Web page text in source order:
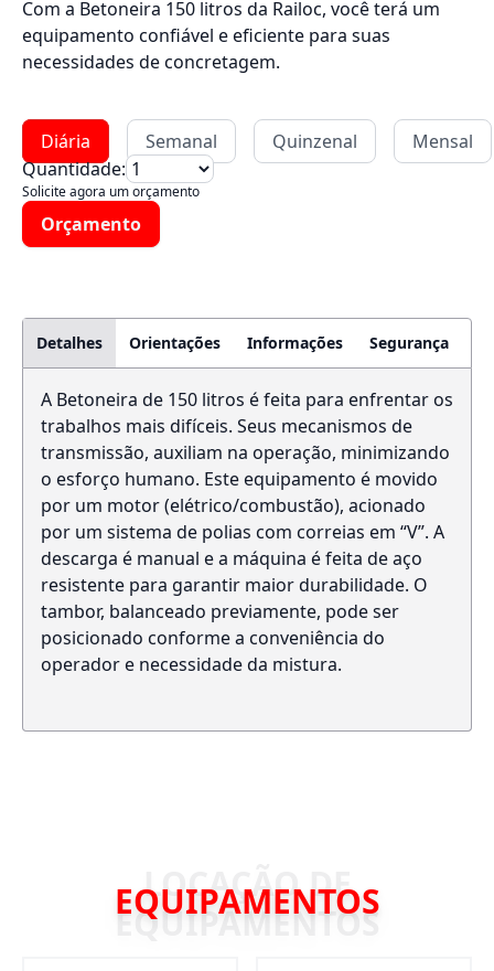
Com a Betoneira 150 litros da Railoc, você terá um
equipamento confiável e eficiente para suas
necessidades de concretagem.
Diária Semanal Quinzenal
Mensal
Quantidade:
Solicite agora um orçamento
Orçamento
Detalhes Orientações Informações Segurança
A Betoneira de 150 litros é feita para enfrentar os
trabalhos mais difíceis. Seus mecanismos de
transmissão, auxiliam na operação, minimizando
o esforço humano. Este equipamento é movido
por um motor (elétrico/combustão), acionado
por um sistema de polias com correias em “V”. A
descarga é manual e a máquina é feita de aço
resistente para garantir maior durabilidade. O
tambor, balanceado previamente, pode ser
posicionado conforme a conveniência do
operador e necessidade da mistura.
EQUIPAMENTOS